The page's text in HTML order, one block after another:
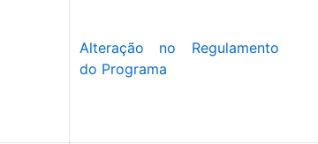
Alteração no Regulamento
do Programa